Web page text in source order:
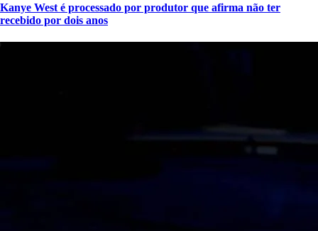
Kanye West é processado por produtor que afirma não ter
recebido por dois anos